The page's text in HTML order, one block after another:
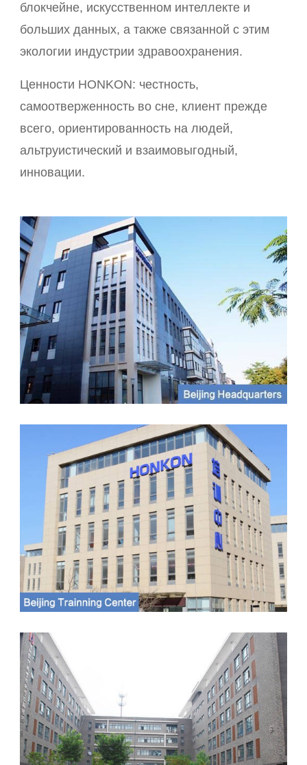
блокчейне, искусственном интеллекте и
больших данных, а также связанной с этим
экологии индустрии здравоохранения.
Ценности HONKON: честность,
самоотверженность во сне, клиент прежде
всего, ориентированность на людей,
альтруистический и взаимовыгодный,
инновации.